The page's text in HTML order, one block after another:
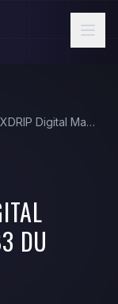
Partenariat XDRIP Digital Management LLC : Web3 du Tessin au monde
DU